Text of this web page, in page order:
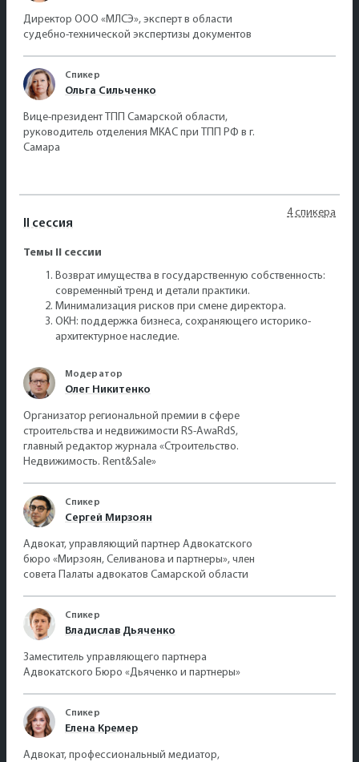
Директор ООО «МЛСЭ», эксперт в области
судебно-технической экспертизы документов
Спикер
Ольга Сильченко
Вице-президент ТПП Самарской области,
руководитель отделения МКАС при ТПП РФ в г.
Самара
II сессия
4 спикера
Темы II сессии
Возврат имущества в государственную собственность:
современный тренд и детали практики.
Минимализация рисков при смене директора.
ОКН: поддержка бизнеса, сохраняющего историко-
архитектурное наследие.
Модератор
Олег Никитенко
Организатор региональной премии в сфере
строительства и недвижимости RS-AwaRdS,
главный редактор журнала «Строительство.
Недвижимость. Rent&Sale»
Спикер
Сергей Мирзоян
Адвокат, управляющий партнер Адвокатского
бюро «Мирзоян, Селиванова и партнеры», член
совета Палаты адвокатов Самарской области
Спикер
Владислав Дьяченко
Заместитель управляющего партнера
Адвокатского Бюро «Дьяченко и партнеры»
Спикер
Елена Кремер
Адвокат, профессиональный медиатор,